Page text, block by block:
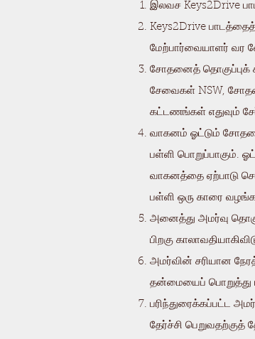
இலவச Keys2Drive
Keys2Drive
மேற்பார்வையாளர் வர
சோதனைத் தொகுப்புக்
சேவைகள் NSW,
கட்டணங்கள் எதுவும்
வாகனம் ஓட்டும்
பள்ளி பொறுப்பாகும்.
வாகனத்தை ஏற்பாடு
பள்ளி ஒரு காரை
அனைத்து அமர்வு
பிறகு
அமர்வின் சரியான
தன்மையைப் பொறுத்து
பரிந்துரைக்கப்பட்ட
தேர்ச்சி